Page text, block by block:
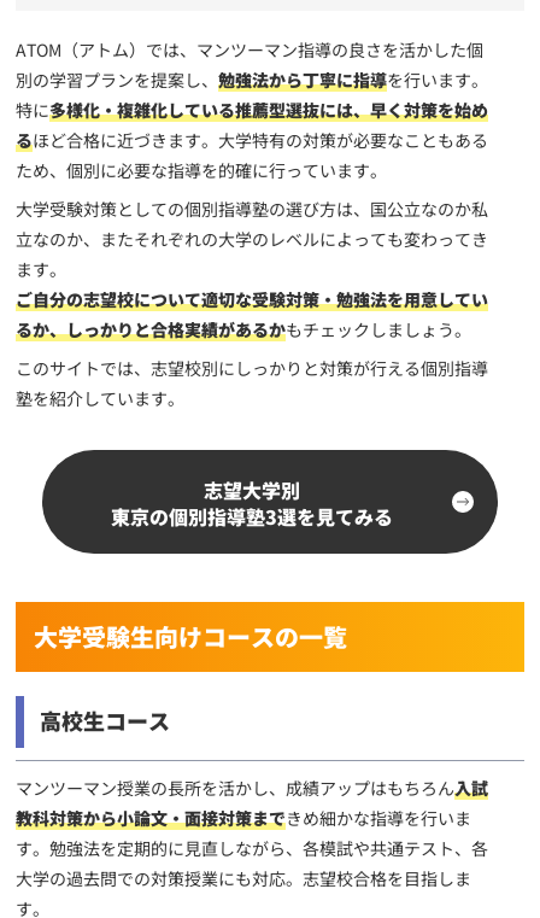
ATOM（アトム）では、マンツーマン指導の良さを活かした個
別の学習プランを提案し、勉強法から丁寧に指導を行います。
特に多様化・複雑化している推薦型選抜には、早く対策を始め
るほど合格に近づきます。大学特有の対策が必要なこともある
ため、個別に必要な指導を的確に行っています。
大学受験対策としての個別指導塾の選び方は、国公立なのか私
立なのか、またそれぞれの大学のレベルによっても変わってき
ます。
ご自分の志望校について適切な受験対策・勉強法を用意してい
るか、しっかりと合格実績があるかもチェックしましょう。
このサイトでは、志望校別にしっかりと対策が行える個別指導
塾を紹介しています。
志望大学別
東京の個別指導塾3選を見てみる
大学受験生向けコースの一覧
高校生コース
マンツーマン授業の長所を活かし、成績アップはもちろん入試
教科対策から小論文・面接対策まできめ細かな指導を行いま
す。勉強法を定期的に見直しながら、各模試や共通テスト、各
大学の過去問での対策授業にも対応。志望校合格を目指しま
す。